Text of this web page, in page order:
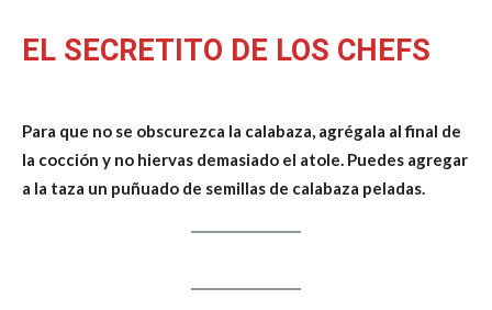
EL SECRETITO DE LOS CHEFS
Para que no se obscurezca la calabaza, agrégala al final de
la cocción y no hiervas demasiado el atole. Puedes agregar
a la taza un puñuado de semillas de calabaza peladas.